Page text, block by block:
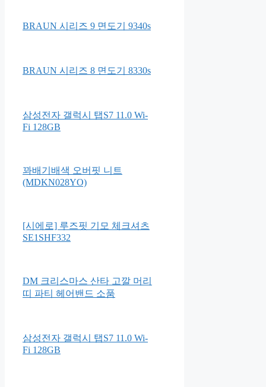
BRAUN 시리즈 9 면도기 9340s
BRAUN 시리즈 8 면도기 8330s
삼성전자 갤럭시 탭S7 11.0 Wi-
Fi 128GB
꽈배기배색 오버핏 니트
(MDKN028YO)
[시에로] 루즈핏 기모 체크셔츠
SE1SHF332
DM 크리스마스 산타 고깔 머리
띠 파티 헤어밴드 소품
삼성전자 갤럭시 탭S7 11.0 Wi-
Fi 128GB